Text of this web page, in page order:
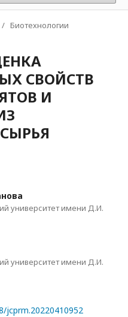
/ Биотехнологии
СВОЙСТВ
И
университет имени Д.И.
университет имени Д.И.
jcprm.20220410952